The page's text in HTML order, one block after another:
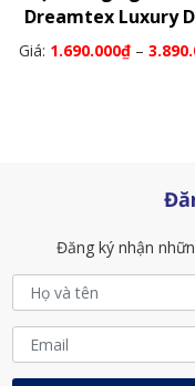
Dreamtex Luxury
010
Giá: 1.690.000₫ –
Đăng ký nhận